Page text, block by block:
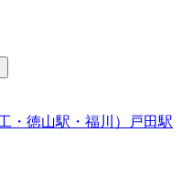
・徳山駅・福川）戸田駅